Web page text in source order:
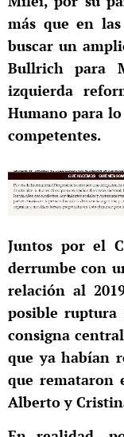
más que en
buscar un
Bullrich para
izquierda
Humano para
competentes.
Juntos por el
derrumbe con
relación al
posible
consigna
que ya habían
que remataron
Alberto y